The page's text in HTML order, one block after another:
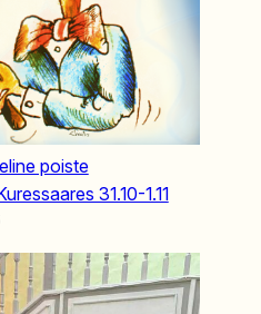
poiste
31.10-1.11